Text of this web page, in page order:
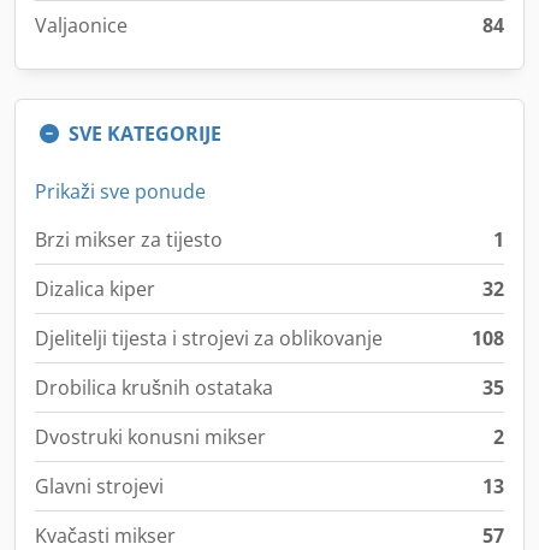
Valjaonice
84
SVE KATEGORIJE
Prikaži sve ponude
Brzi mikser za tijesto
1
Dizalica kiper
32
Djelitelji tijesta i strojevi za oblikovanje
108
Drobilica krušnih ostataka
35
Dvostruki konusni mikser
2
Glavni strojevi
13
Kvačasti mikser
57